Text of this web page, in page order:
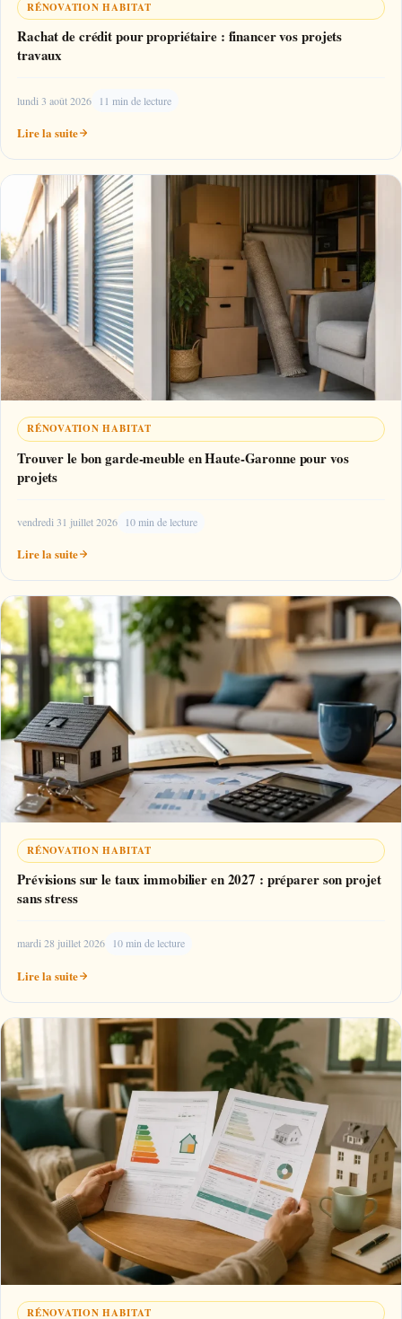
RÉNOVATION HABITAT
Rachat de crédit pour propriétaire : financer vos projets
travaux
lundi 3 août 2026 11 min de lecture
Lire la suite
RÉNOVATION HABITAT
Trouver le bon garde-meuble en Haute-Garonne pour vos
projets
vendredi 31 juillet 2026 10 min de lecture
Lire la suite
RÉNOVATION HABITAT
Prévisions sur le taux immobilier en 2027 : préparer son projet
sans stress
mardi 28 juillet 2026 10 min de lecture
Lire la suite
RÉNOVATION HABITAT